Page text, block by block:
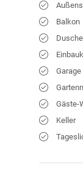
Balkon
Dusche
Garage
Gäste-
Keller